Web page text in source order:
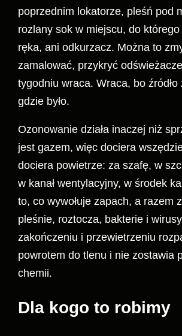
poprzednim lokatorze, pleśń pod
rozlany sok w miejscu, do
ręka, ani odkurzacz. Można to
zamalować, przykryć
tygodniu wraca. Wraca, bo źródło
gdzie było.
Ozonowanie działa inaczej niż
jest gazem, więc dociera
dociera powietrze: za szafę, w
w kanał wentylacyjny, w środek
to, co wywołuje zapach, a razem
pleśnie, roztocza, bakterie i
zakończeniu i przewietrzeniu
powrotem do tlenu i nie zostawia
chemii.
Dla kogo to robimy